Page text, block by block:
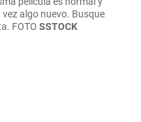
algo nuevo. Busque
FOTO SSTOCK